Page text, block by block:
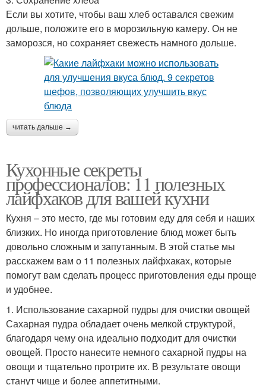
Если вы хотите, чтобы ваш хлеб оставался свежим
дольше, положите его в морозильную камеру. Он не
заморозся, но сохраняет свежесть намного дольше.
читать дальше →
Кухонные секреты
профессионалов: 11 полезных
лайфхаков для вашей кухни
Кухня – это место, где мы готовим еду для себя и наших
близких. Но иногда приготовление блюд может быть
довольно сложным и запутанным. В этой статье мы
расскажем вам о 11 полезных лайфхаках, которые
помогут вам сделать процесс приготовления еды проще
и удобнее.
1. Использование сахарной пудры для очистки овощей
Сахарная пудра обладает очень мелкой структурой,
благодаря чему она идеально подходит для очистки
овощей. Просто нанесите немного сахарной пудры на
овощи и тщательно протрите их. В результате овощи
станут чище и более аппетитными.